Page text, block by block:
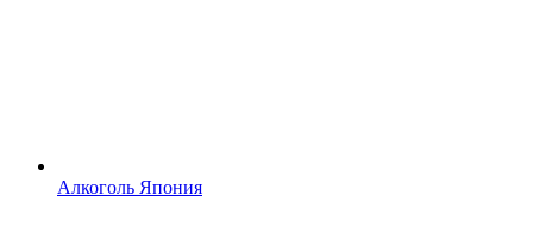
Алкоголь Япония